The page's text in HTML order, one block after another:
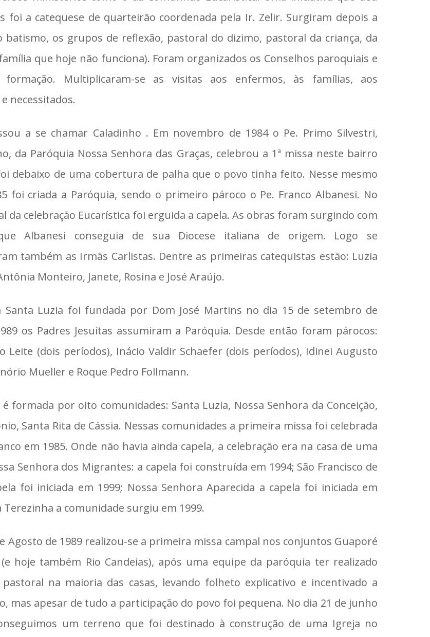
foi a catequese de quarteirão coordenada pela Ir. Zelir. Surgiram depois a
batismo, os grupos de reflexão, pastoral do dizimo, pastoral da criança, da
que hoje não funciona). Foram organizados os Conselhos paroquiais e
Multiplicaram-se as visitas aos enfermos, às famílias, aos
necessitados.
a se chamar Caladinho . Em novembro de 1984 o Pe. Primo Silvestri,
da Paróquia Nossa Senhora das Graças, celebrou a 1ª missa neste bairro
debaixo de uma cobertura de palha que o povo tinha feito. Nesse mesmo
foi criada a Paróquia, sendo o primeiro pároco o Pe. Franco Albanesi. No
da celebração Eucarística foi erguida a capela. As obras foram surgindo com
Albanesi conseguia de sua Diocese italiana de origem. Logo se
também as Irmãs Carlistas. Dentre as primeiras catequistas estão: Luzia
Monteiro, Janete, Rosina e José Araújo.
Santa Luzia foi fundada por Dom José Martins no dia 15 de setembro de
os Padres Jesuítas assumiram a Paróquia. Desde então foram párocos:
Leite (dois períodos), Inácio Valdir Schaefer (dois períodos), Idinei Augusto
Mueller e Roque Pedro Follmann.
formada por oito comunidades: Santa Luzia, Nossa Senhora da Conceição,
Santa Rita de Cássia. Nessas comunidades a primeira missa foi celebrada
em 1985. Onde não havia ainda capela, a celebração era na casa de uma
Senhora dos Migrantes: a capela foi construída em 1994; São Francisco de
foi iniciada em 1999; Nossa Senhora Aparecida a capela foi iniciada em
Terezinha a comunidade surgiu em 1999.
Agosto de 1989 realizou-se a primeira missa campal nos conjuntos Guaporé
hoje também Rio Candeias), após uma equipe da paróquia ter realizado
na maioria das casas, levando folheto explicativo e incentivado a
mas apesar de tudo a participação do povo foi pequena. No dia 21 de junho
um terreno que foi destinado à construção de uma Igreja no